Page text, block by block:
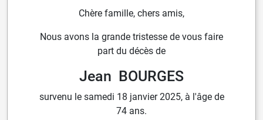
Chère famille, chers amis,
Nous avons la grande tristesse de vous faire
part du décès de
Jean BOURGES
survenu le samedi 18 janvier 2025, à l'âge de
74 ans.